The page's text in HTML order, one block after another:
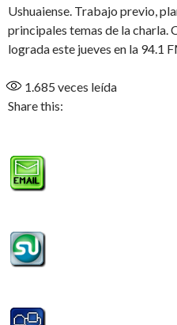
Ushuaiense. Trabajo previo,
principales temas de la charla.
lograda este jueves en la 94.1
1.685 veces leída
Share this: